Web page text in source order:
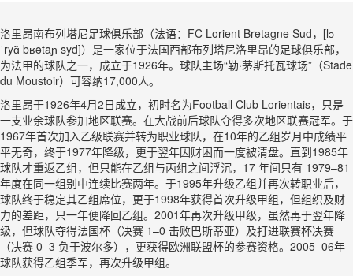
洛里昂南布列塔尼足球俱乐部（法语：FC Lorient Bretagne Sud，[lɔ
ˈryɑ̃ bʁətaɲ syd]）是一家位于法国西部布列塔尼洛里昂的足球俱乐部，
为法甲的球队之一，成立于1926年。球队主场“勒·茅斯托瓦球场”（Stade
du Moustoir）可容纳17,000人。
洛里昂于1926年4月2日成立，初时名为Football Club Lorientais，只是
一支业余球队参加地区联赛。在大战前后球队夺得多次地区联赛冠军。于
1967年首次加入乙级联赛并转为职业球队，在10年的乙组岁月中成绩平
平无奇，终于1977年降级，更于翌年因财困而一度被清盘。直到1985年
球队才重返乙组，但只能在乙组与丙组之间浮沉，17 年间只有 1979–81
年度在同一组别中连续比赛两年。于1995年升级乙组并再次转职业后，
球队终于稳定其乙组席位，更于1998年获得首次升级甲组，但组织及财
力的差距，只一年便降回乙组。2001年再次升级甲级，虽然再于翌年降
级，但球队夺得法国杯（决赛 1–0 击败巴斯蒂亚）及打进联赛杯决赛
（决赛 0–3 负于波尔多），更获得欧洲联盟杯的参赛资格。2005–06年
球队获得乙组季军，再次升级甲组。